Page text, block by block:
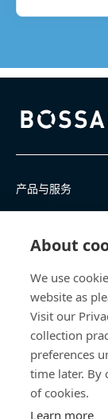
About
We use
website as
Visit our
collection
preferences
time later. By
of cookies.
Learn more
Bossard homepage
产品与服务
关于我们
联系我们